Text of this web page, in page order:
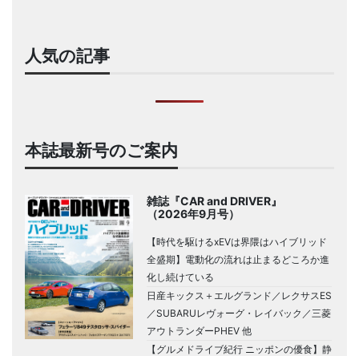
人気の記事
本誌最新号のご案内
雑誌『CAR and DRIVER』
（2026年9月号）
【時代を駆けるxEVは界隈はハイブリッド
全盛期】電動化の流れは止まるどころか進
化し続けている
日産キックス＋エルグランド／レクサスES
／SUBARUレヴォーグ・レイバック／三菱
アウトランダーPHEV 他
【グルメドライブ紀行 ニッポンの優食】静